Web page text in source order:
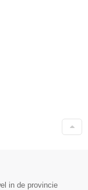
in de provincie